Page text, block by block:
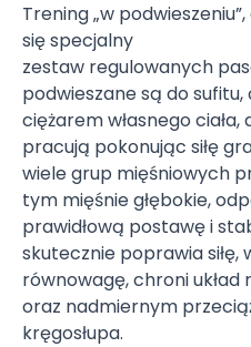
Trening „w
się specjalny
zestaw regulowanych
podwieszane są do
ciężarem własnego
pracują pokonując siłę
wiele grup mięśniowych
tym mięśnie głębokie,
prawidłową postawę i
skutecznie poprawia siłę,
równowagę, chroni
oraz nadmiernym
kręgosłupa.